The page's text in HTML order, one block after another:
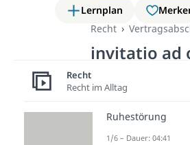
Lernplan
Recht
invitatio ad
Wichtige
Recht
Recht im Alltag
Ruhestörung
1/6 – Dauer: 04:41